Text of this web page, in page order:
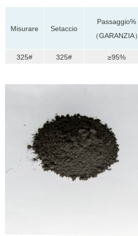
Misurare Setaccio
Passaggio%
（GARANZIA）
325#
325# ≥95%